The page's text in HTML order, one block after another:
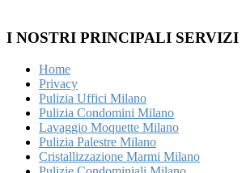
I NOSTRI PRINCIPALI SERVIZI
Home
Privacy
Pulizia Uffici Milano
Pulizia Condomini Milano
Lavaggio Moquette Milano
Pulizia Palestre Milano
Cristallizzazione Marmi Milano